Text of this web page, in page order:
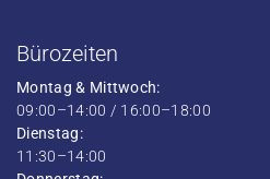
Bürozeiten
Montag & Mittwoch:
09:00–14:00 / 16:00–18:00
Dienstag:
11:30–14:00